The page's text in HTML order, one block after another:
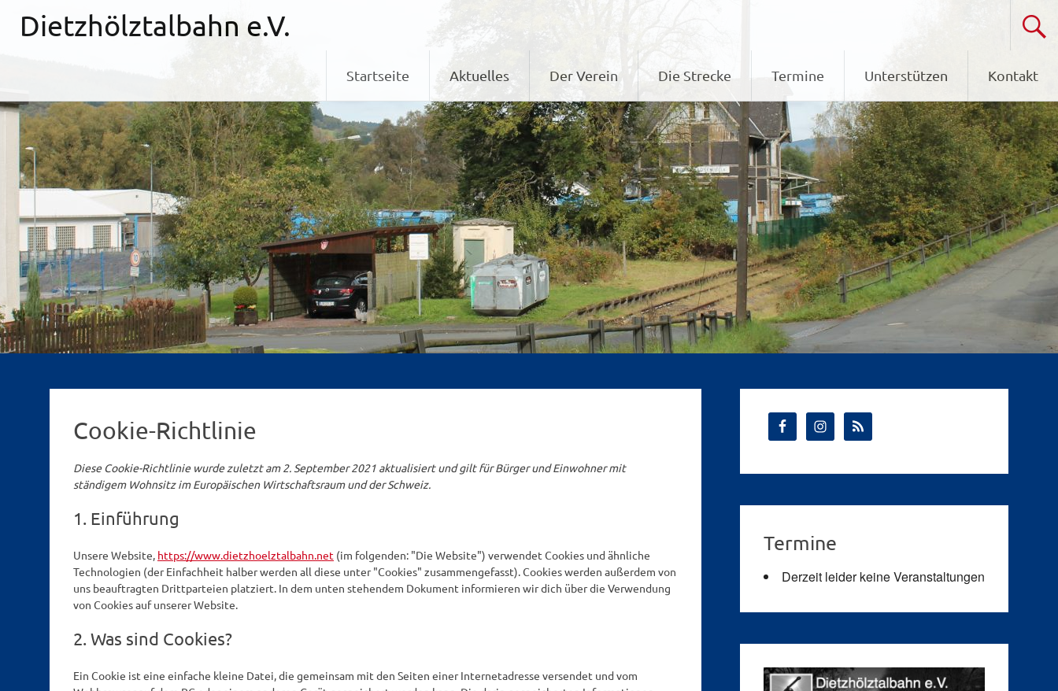
Dietzhölztalbahn e.V.
Startseite Aktuelles Der Verein Die Strecke Termine Unterstützen Kontakt
Cookie-Richtlinie
Diese Cookie-Richtlinie wurde zuletzt am 2. September 2021 aktualisiert und gilt für Bürger und Einwohner mit
ständigem Wohnsitz im Europäischen Wirtschaftsraum und der Schweiz.
1. Einführung
Unsere Website, https://www.dietzhoelztalbahn.net (im folgenden: "Die Website") verwendet Cookies und ähnliche
Technologien (der Einfachheit halber werden all diese unter "Cookies" zusammengefasst). Cookies werden außerdem von
uns beauftragten Drittparteien platziert. In dem unten stehendem Dokument informieren wir dich über die Verwendung
von Cookies auf unserer Website.
2. Was sind Cookies?
Ein Cookie ist eine einfache kleine Datei, die gemeinsam mit den Seiten einer Internetadresse versendet und vom
Termine
Derzeit leider keine Veranstaltungen